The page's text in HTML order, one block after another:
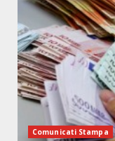
Comunicati Stampa